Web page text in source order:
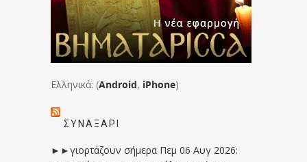
Ελληνικά: (Android, iPhone)
ΣΥΝΑΞΆΡΙ
►►γιορτάζουν σήμερα Πεμ 06 Αυγ 2026: